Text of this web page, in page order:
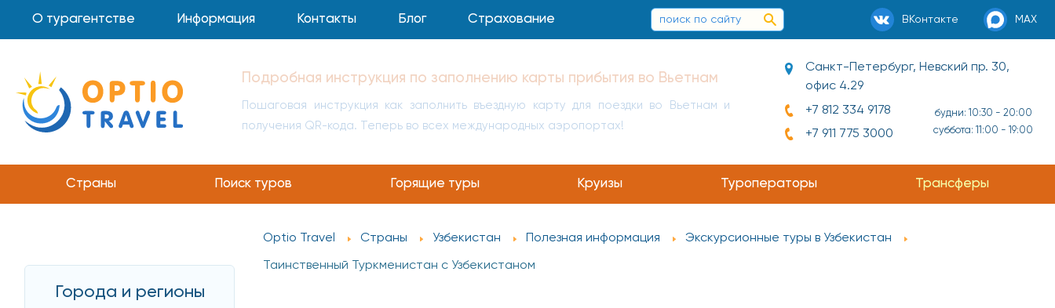
О турагентстве Информация Контакты Блог Страхование ВКонтакте MAX
Инструкция по заполнению карты прибытия в Китай
Пошаговая инструкция как заполнить въездную карту для поездки в Китай и
получения QR-кода
Санкт-Петербург, Невский пр. 30,
офис 4.29
+7 812 334 9178
+7 911 775 3000
будни: 10:30 - 20:00
суббота: 11:00 - 19:00
Страны Поиск туров Горящие туры Круизы Туроператоры Трансферы
Города и регионы
Optio Travel Страны Узбекистан Полезная информация Экскурсионные туры в Узбекистан
Таинственный Туркменистан с Узбекистаном